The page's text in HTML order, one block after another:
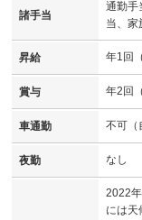
諸手当
通勤手
当、家
昇給 年1回
賞与 年2回
車通勤 不可（
夜勤 なし
2022
には天